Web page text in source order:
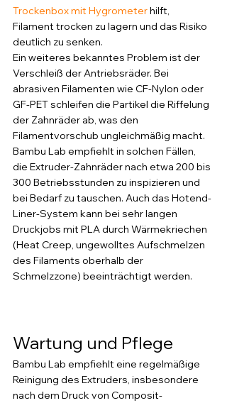
Trockenbox mit Hygrometer hilft,
Filament trocken zu lagern und das Risiko
deutlich zu senken.
Ein weiteres bekanntes Problem ist der
Verschleiß der Antriebsräder. Bei
abrasiven Filamenten wie CF-Nylon oder
GF-PET schleifen die Partikel die Riffelung
der Zahnräder ab, was den
Filamentvorschub ungleichmäßig macht.
Bambu Lab empfiehlt in solchen Fällen,
die Extruder-Zahnräder nach etwa 200 bis
300 Betriebsstunden zu inspizieren und
bei Bedarf zu tauschen. Auch das Hotend-
Liner-System kann bei sehr langen
Druckjobs mit PLA durch Wärmekriechen
(Heat Creep, ungewolltes Aufschmelzen
des Filaments oberhalb der
Schmelzzone) beeinträchtigt werden.
Wartung und Pflege
Bambu Lab empfiehlt eine regelmäßige
Reinigung des Extruders, insbesondere
nach dem Druck von Composit-